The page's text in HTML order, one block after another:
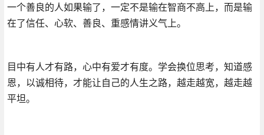
一个善良的人如果输了，一定不是输在智商不高上，而是输
在了信任、心软、善良、重感情讲义气上。
目中有人才有路，心中有爱才有度。学会换位思考，知道感
恩，以诚相待，才能让自己的人生之路，越走越宽，越走越
平坦。